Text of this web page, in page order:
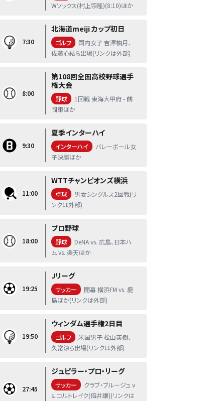
Wソックス(村上宗隆)(8:10)ほか
7:30
北海道meiji カップ初日
ゴルフ
国内女子 吉澤柚月、
佐藤心結ら出場(リンクは外部)
8:00
第108回全国高校野球選手
権大会
野球
1回戦 東海大甲府 - 鶴
岡東ほか
9:30
夏季インターハイ
インターハイ
バレーボール女
子決勝ほか
11:00
WTTチャンピオンズ横浜
卓球
男女シングルス2回戦(リ
ンクは外部)
18:00
プロ野球
野球
DeNA vs. 広島、日本ハ
ム vs. 楽天ほか
19:25
Jリーグ
サッカー
開幕 横浜FM vs. 鹿
島ほか(リンクは外部)
19:50
ウィンダム選手権2日目
ゴルフ
米国男子 松山英樹、
久常涼ら出場(リンクは外部)
27:45
ジュピラー・プロ・リーグ
サッカー
クラブ・ブルージュ v
s. コルトレイク(倍井謙)(リンクは